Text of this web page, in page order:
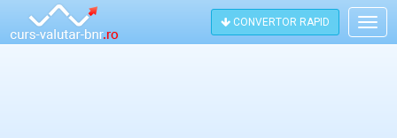
CONVERTOR RAPID